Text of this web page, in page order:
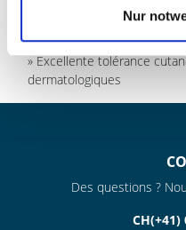
Nur
» Empêche la formation de
permet au cuir de garder
» Excellente tolérance
dermatologiques
Des questions ?
CH(+41)